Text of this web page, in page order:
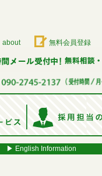
about 無料会員登録
▶︎ English Information